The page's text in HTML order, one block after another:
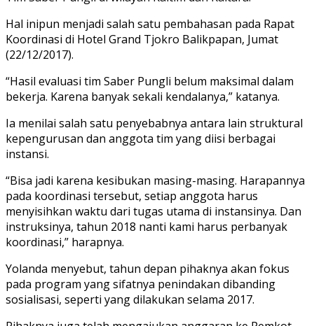
Hal inipun menjadi salah satu pembahasan pada Rapat
Koordinasi di Hotel Grand Tjokro Balikpapan, Jumat
(22/12/2017).
“Hasil evaluasi tim Saber Pungli belum maksimal dalam
bekerja. Karena banyak sekali kendalanya,” katanya.
Ia menilai salah satu penyebabnya antara lain struktural
kepengurusan dan anggota tim yang diisi berbagai
instansi.
“Bisa jadi karena kesibukan masing-masing. Harapannya
pada koordinasi tersebut, setiap anggota harus
menyisihkan waktu dari tugas utama di instansinya. Dan
instruksinya, tahun 2018 nanti kami harus perbanyak
koordinasi,” harapnya.
Yolanda menyebut, tahun depan pihaknya akan fokus
pada program yang sifatnya penindakan dibanding
sosialisasi, seperti yang dilakukan selama 2017.